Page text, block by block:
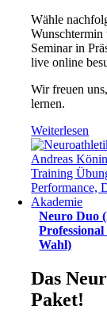
Wähle
Wunschtermin
Seminar in
live online
Wir freuen
lernen.
Weiterlesen
Neuro Duo
Wahl)
Das
Paket!